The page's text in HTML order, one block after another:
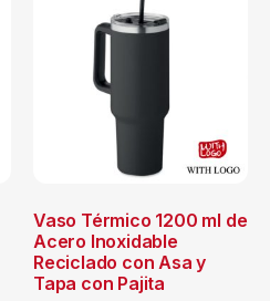
Vaso Térmico 1200 ml de
Acero Inoxidable
Reciclado con Asa y
Tapa con Pajita